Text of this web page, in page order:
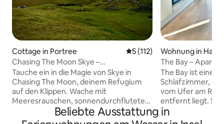
Cottage in Portree Durchschnittliche
5 (112)
Chasing The Moon Skye –
abgeschiedenes Luxus-Ferienhaus
Tauche ein in die Magie von Skye in
Chasing The Moon, deinem Refugium
auf den Klippen. Wache mit
Meeresrauschen, sonnendurchfluteten
Fenstern und atemberaubender
Aussicht auf. Dieses abgelegene
Wohnung in
The Bay –
The Bay ist eine
Schlafzimmer,
vom Ufer am
entfernt liegt. Sie
offene, voll
Küche/
Beliebte Ausstattung in